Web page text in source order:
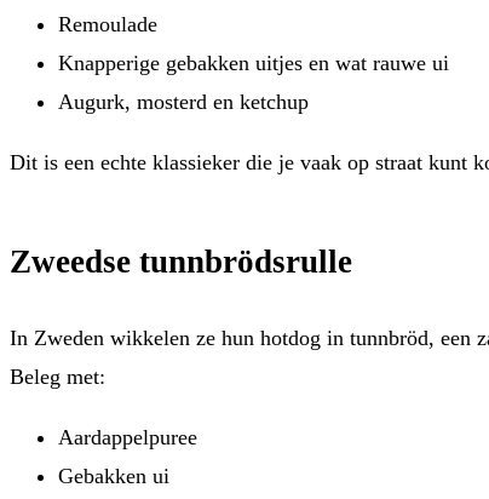
Remoulade
Knapperige gebakken uitjes en wat rauwe ui
Augurk, mosterd en ketchup
Dit is een echte klassieker die je vaak op straat kunt
Zweedse tunnbrödsrulle
In Zweden wikkelen ze hun hotdog in tunnbröd, een
Beleg met:
Aardappelpuree
Gebakken ui